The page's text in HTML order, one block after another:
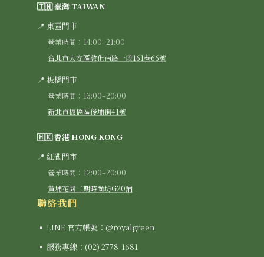
🇹🇼 臺灣 TAIWAN
📍 東區門市
營業時間：14:00–21:00
台北市大安區敦化南路一段161巷66號
📍 板橋門市
營業時間：13:00–20:00
新北市板橋區後埔街41號
🇭🇰 香港 HONG KONG
📍 紅磡門市
營業時間：12:00–20:00
黃埔花園二期時尚坊G20鋪
聯絡我們
▪ LINE 官方帳號：@royalgreen
▪ 服務專線：(02) 2778-1681